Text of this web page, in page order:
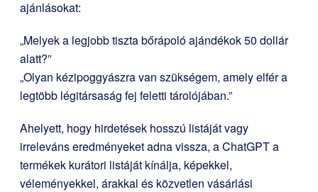
ajánlásokat:
„Melyek a legjobb tiszta bőrápoló ajándékok 50 dollár
alatt?”
„Olyan kézipoggyászra van szükségem, amely elfér a
legtöbb légitársaság fej feletti tárolójában.”
Ahelyett, hogy hirdetések hosszú listáját vagy
irreleváns eredményeket adna vissza, a ChatGPT a
termékek kurátori listáját kínálja, képekkel,
véleményekkel, árakkal és közvetlen vásárlási